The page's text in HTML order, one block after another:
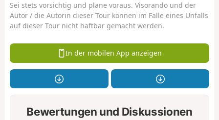
Sei stets vorsichtig und plane voraus. Visorando und der
Autor / die Autorin dieser Tour können im Falle eines Unfalls
auf dieser Tour nicht haftbar gemacht werden.
In der mobilen App anzeigen
Bewertungen und Diskussionen